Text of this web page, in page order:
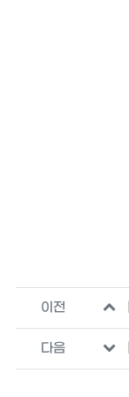
관련자료
이전
다음